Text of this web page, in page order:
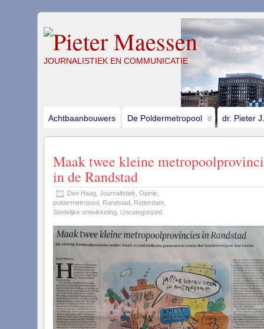
JOURNALISTIEK EN COMMUNICATIE
Achtbaanbouwers De Poldermetropool dr. Pieter
Maak twee kleine
in de Randstad
Den Haag, Journalistiek Opinie,
poldermetropool, Randstad, Rotterdam,
Stedelijke ontwikkeling, Uncategorized